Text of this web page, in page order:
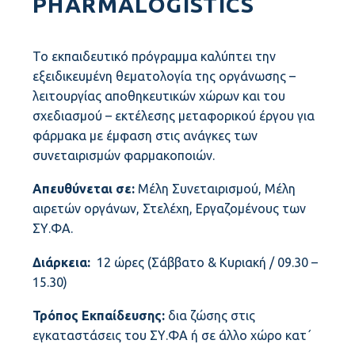
Το εκπαιδευτικό πρόγραμμα καλύπτει την
εξειδικευμένη θεματολογία της οργάνωσης –
λειτουργίας αποθηκευτικών χώρων και του
σχεδιασμού – εκτέλεσης μεταφορικού έργου για
φάρμακα με έμφαση στις ανάγκες των
συνεταιρισμών φαρμακοποιών.
Απευθύνεται σε: Μέλη Συνεταιρισμού, Μέλη
αιρετών οργάνων, Στελέχη, Εργαζομένους των
ΣΥ.ΦΑ.
Διάρκεια: 12 ώρες (Σάββατο & Κυριακή / 09.30 –
15.30)
Τρόπος Εκπαίδευσης: δια ζώσης στις
εγκαταστάσεις του ΣΥ.ΦΑ ή σε άλλο χώρο κατ΄